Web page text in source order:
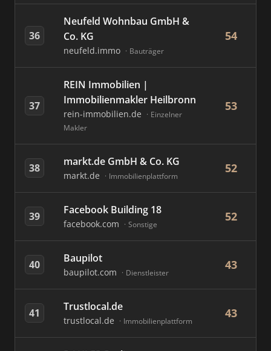
36
Neufeld Wohnbau GmbH &
Co. KG
neufeld.immo Bauträger
54
37
REIN Immobilien |
Immobilienmakler Heilbronn
rein-immobilien.de
Einzelner
Makler
53
38 markt.de GmbH & Co. KG
markt.de Immobilienplattform
52
39 Facebook Building 18
facebook.com Sonstige
52
40 Baupilot
baupilot.com Dienstleister
43
41 Trustlocal.de
trustlocal.de Immobilienplattform
43